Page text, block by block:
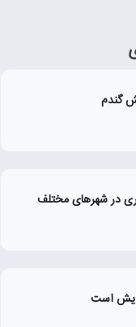
گندم
در شهرهای مختلف
است